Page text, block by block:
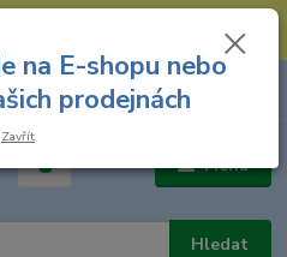
--- Prodejna nářadí: 731 449 423 --
Menu
Hledat
za
na E-shopu nebo
prodejnách
Zavřít